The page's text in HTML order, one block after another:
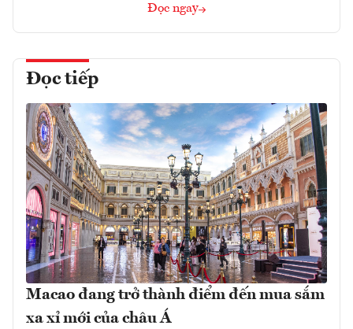
Đọc ngay
Đọc tiếp
Macao đang trở thành điểm đến mua sắm
xa xỉ mới của châu Á